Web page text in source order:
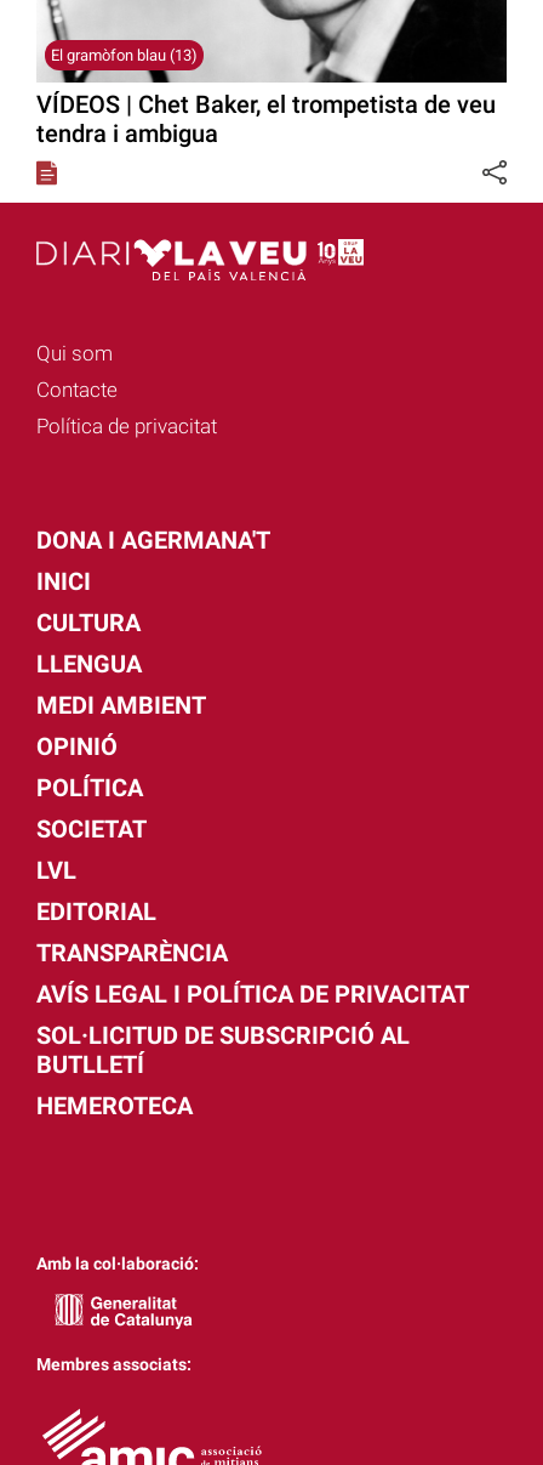
El gramòfon blau (13)
VÍDEOS | Chet Baker, el trompetista de veu
tendra i ambigua
Qui som
Contacte
Política de privacitat
DONA I AGERMANA'T
INICI
CULTURA
LLENGUA
MEDI AMBIENT
OPINIÓ
POLÍTICA
SOCIETAT
LVL
EDITORIAL
TRANSPARÈNCIA
AVÍS LEGAL I POLÍTICA DE PRIVACITAT
SOL·LICITUD DE SUBSCRIPCIÓ AL
BUTLLETÍ
HEMEROTECA
Amb la col·laboració:
Membres associats: